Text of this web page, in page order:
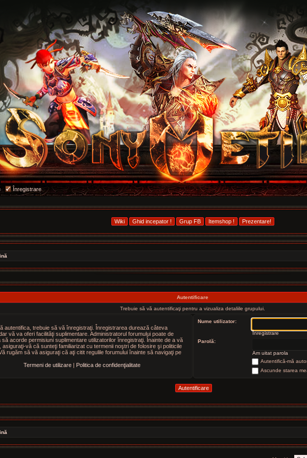
Înregistrare
Autentificare
Trebuie să vă autentificaţi pentru a vizualiza detaliile grupului.
autentifica, trebuie să vă înregistraţi. Înregistrarea durează câteva
vă va oferi facilităţi suplimentare. Administratorul forumului poate de
să acorde permisiuni suplimentare utilizatorilor înregistraţi. Înainte de a vă
asiguraţi-vă că sunteţi familiarizat cu termenii noştri de folosire şi politicile
rugăm să vă asiguraţi că aţi citit regulile forumului înainte să navigaţi pe
Termeni de utilizare| Politica de confidenţialitate
Nume utilizator:
Înregistrare
Parolă:
Am uitat parola
Autentifică-mă
Ascunde starea